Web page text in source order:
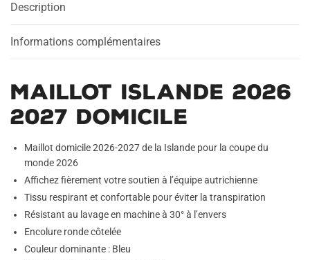
Description
Informations complémentaires
Maillot Islande 2026
2027 Domicile
Maillot domicile 2026-2027 de la Islande pour la coupe du
monde 2026
Affichez fièrement votre soutien à l’équipe autrichienne
Tissu respirant et confortable pour éviter la transpiration
Résistant au lavage en machine à 30° à l’envers
Encolure ronde côtelée
Couleur dominante : Bleu